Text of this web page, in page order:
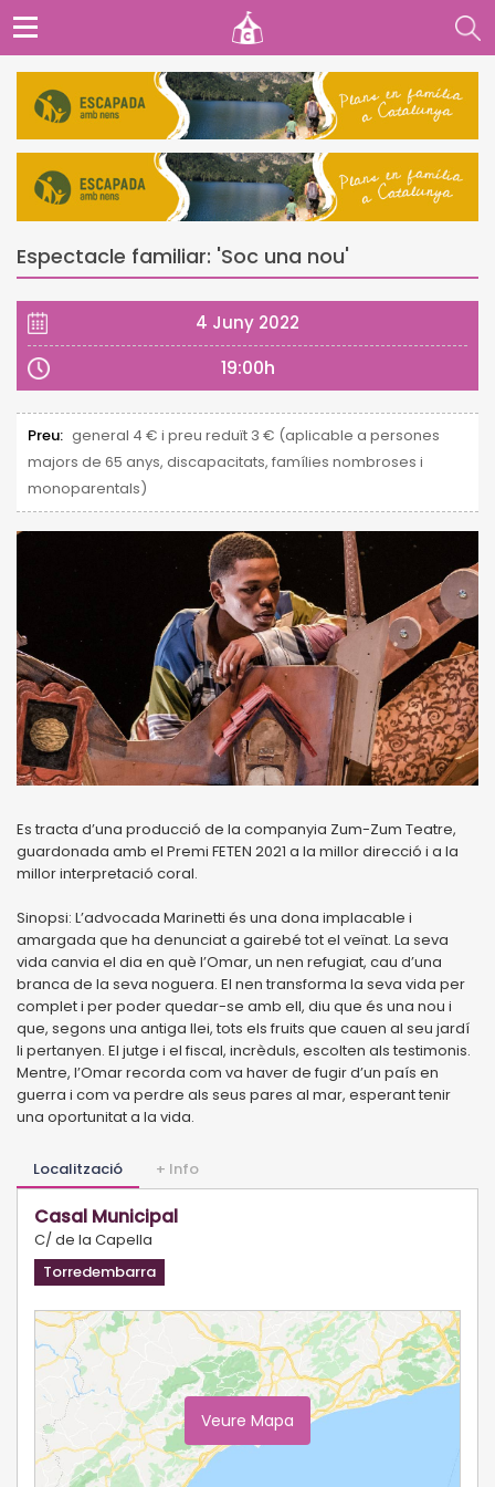
Espectacle familiar: 'Soc una nou'
4 Juny 2022
19:00h
Preu: general 4 € i preu reduït 3 € (aplicable a persones
majors de 65 anys, discapacitats, famílies nombroses i
monoparentals)
Es tracta d’una producció de la companyia Zum-Zum Teatre,
guardonada amb el Premi FETEN 2021 a la millor direcció i a la
millor interpretació coral.
Sinopsi: L’advocada Marinetti és una dona implacable i
amargada que ha denunciat a gairebé tot el veïnat. La seva
vida canvia el dia en què l’Omar, un nen refugiat, cau d’una
branca de la seva noguera. El nen transforma la seva vida per
complet i per poder quedar-se amb ell, diu que és una nou i
que, segons una antiga llei, tots els fruits que cauen al seu jardí
li pertanyen. El jutge i el fiscal, incrèduls, escolten als testimonis.
Mentre, l’Omar recorda com va haver de fugir d’un país en
guerra i com va perdre als seus pares al mar, esperant tenir
una oportunitat a la vida.
Localització + Info
Casal Municipal
C/ de la Capella
Torredembarra
Veure Mapa